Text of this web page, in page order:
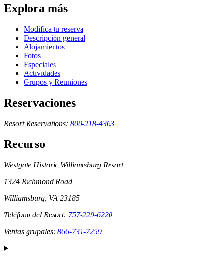
Explora más
Modifica tu reserva
Descripción general
Alojamientos
Fotos
Especiales
Actividades
Grupos y Reuniones
Reservaciones
Resort Reservations: 800-218-4363
Recurso
Westgate Historic Williamsburg Resort
1324 Richmond Road
Williamsburg, VA 23185
Teléfono del Resort: 757-229-6220
Ventas grupales: 866-731-7259